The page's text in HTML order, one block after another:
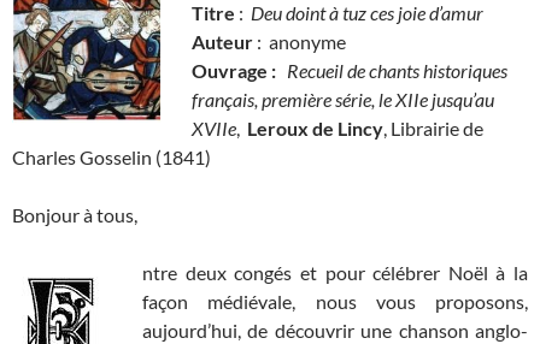
Titre : Deu doint à tuz ces joie d’amur
Auteur : anonyme
Ouvrage : Recueil de chants historiques
français, première série, le XIIe jusqu’au
XVIIe, Leroux de Lincy, Librairie de
Charles Gosselin (1841)
Bonjour à tous,
ntre deux congés et pour célébrer Noël à la
façon médiévale, nous vous proposons,
aujourd’hui, de découvrir une chanson anglo-